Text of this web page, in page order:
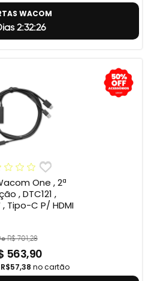
WACOM
2:32:25
One , 2ª
, DTC121 ,
, Tipo-C P/ HDMI
R$ 701,28
563,90
R$57,38 no cartão